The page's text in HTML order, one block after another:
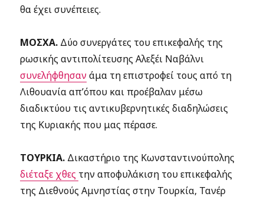
θα έχει συνέπειες.
ΜΟΣΧΑ. Δύο συνεργάτες του επικεφαλής της
ρωσικής αντιπολίτευσης Αλεξέι Ναβάλνι
συνελήφθησανάμα τη επιστροφεί τους από τη
Λιθουανία απ’όπου και προέβαλαν μέσω
διαδικτύου τις αντικυβερνητικές διαδηλώσεις
της Κυριακής που μας πέρασε.
ΤΟΥΡΚΙΑ. Δικαστήριο της Κωνσταντινούπολης
διέταξε χθες την αποφυλάκιση του επικεφαλής
της Διεθνούς Αμνηστίας στην Τουρκία, Τανέρ